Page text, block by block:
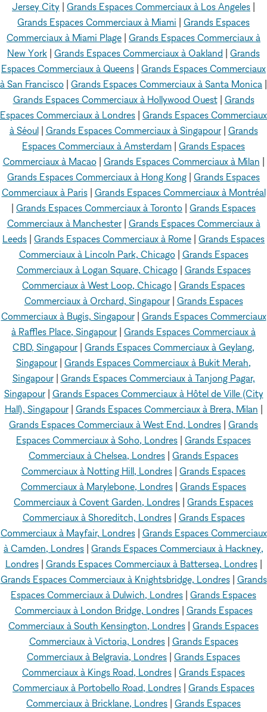
Jersey City
Grands Espaces Commerciaux à Los Angeles
Grands Espaces Commerciaux à Miami
Grands Espaces
Commerciaux à Miami Plage Grands Espaces Commerciaux à
New York Grands Espaces Commerciaux à Oakland
Grands
Espaces Commerciaux à Queens Grands Espaces Commerciaux
à San Francisco Grands Espaces Commerciaux à Santa Monica
Grands Espaces Commerciaux à Hollywood Ouest| Grands
Espaces Commerciaux à Londres Grands Espaces Commerciaux
à Séoul| Grands Espaces Commerciaux à Singapour| Grands
Espaces Commerciaux à Amsterdam Grands Espaces
Commerciaux à Macao| Grands Espaces Commerciaux à Milan
Grands Espaces Commerciaux à Hong Kong Grands Espaces
Commerciaux à Paris| Grands Espaces Commerciaux à Montréal
Grands Espaces Commerciaux à Toronto Grands Espaces
Commerciaux à Manchester| Grands Espaces Commerciaux à
Leeds Grands Espaces Commerciaux à Rome Grands Espaces
Commerciaux à Lincoln Park, Chicago| Grands Espaces
Commerciaux à Logan Square, Chicago| Grands Espaces
Commerciaux à West Loop, Chicago Grands Espaces
Commerciaux à Orchard, Singapour| Grands Espaces
Commerciaux à Bugis, Singapour| Grands Espaces Commerciaux
à Raffles Place, Singapour Grands Espaces Commerciaux à
CBD, Singapour Grands Espaces Commerciaux à Geylang,
Singapour Grands Espaces Commerciaux à Bukit Merah,
Singapour| Grands Espaces Commerciaux à Tanjong Pagar,
Singapour| Grands Espaces Commerciaux à Hôtel de Ville (City
Hall), Singapour| Grands Espaces Commerciaux à Brera, Milan
Grands Espaces Commerciaux à West End, Londres Grands
Espaces Commerciaux à Soho, Londres Grands Espaces
Commerciaux à Chelsea, Londres Grands Espaces
Commerciaux à Notting Hill, Londres Grands Espaces
Commerciaux à Marylebone, Londres Grands Espaces
Commerciaux à Covent Garden, Londres Grands Espaces
Commerciaux à Shoreditch, Londres| Grands Espaces
Commerciaux à Mayfair, Londres| Grands Espaces Commerciaux
à Camden, Londres Grands Espaces Commerciaux à Hackney,
Londres| Grands Espaces Commerciaux à Battersea, Londres|
Grands Espaces Commerciaux à Knightsbridge, Londres| Grands
Espaces Commerciaux à Dulwich, Londres Grands Espaces
Commerciaux à London Bridge, Londres| Grands Espaces
Commerciaux à South Kensington, Londres Grands Espaces
Commerciaux à Victoria, Londres| Grands Espaces
Commerciaux à Belgravia, Londres Grands Espaces
Commerciaux à Kings Road, Londres Grands Espaces
Commerciaux à Portobello Road, Londres Grands Espaces
Commerciaux à Bricklane, Londres Grands Espaces